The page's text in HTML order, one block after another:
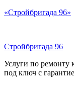
Перейти
«Стройбригада 96»
Стройбригада 96
Услуги по ремонту
под ключ с